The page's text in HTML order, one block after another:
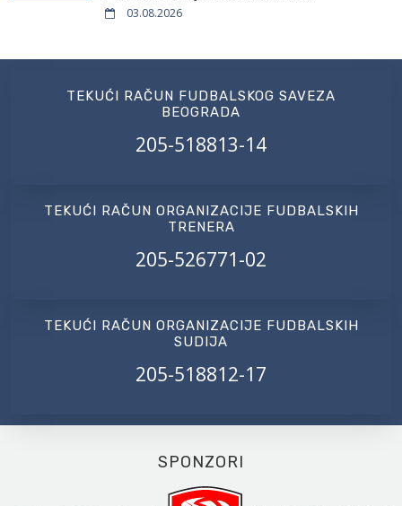
03.08.2026
TEKUĆI RAČUN FUDBALSKOG SAVEZA
BEOGRADA
205-518813-14
TEKUĆI RAČUN ORGANIZACIJE FUDBALSKIH
TRENERA
205-526771-02
TEKUĆI RAČUN ORGANIZACIJE FUDBALSKIH
SUDIJA
205-518812-17
SPONZORI